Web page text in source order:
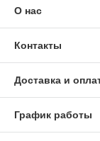
О нас
Контакты
Доставка и
График работы